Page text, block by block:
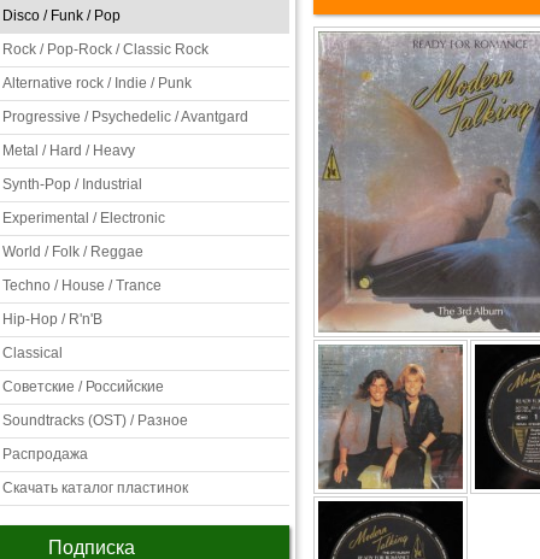
Disco / Funk / Pop
Rock / Pop-Rock / Classic Rock
Alternative rock / Indie / Punk
Progressive / Psychedelic / Avantgard
Metal / Hard / Heavy
Synth-Pop / Industrial
Experimental / Electronic
World / Folk / Reggae
Techno / House / Trance
Hip-Hop / R'n'B
Classical
Советские / Российские
Soundtracks (OST) / Разное
Распродажа
Скачать каталог пластинок
Подписка